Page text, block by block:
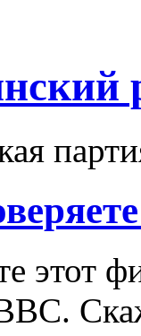
этот